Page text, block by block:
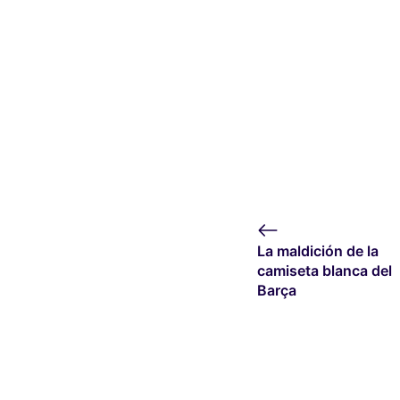
La maldición de la
camiseta blanca del
Barça